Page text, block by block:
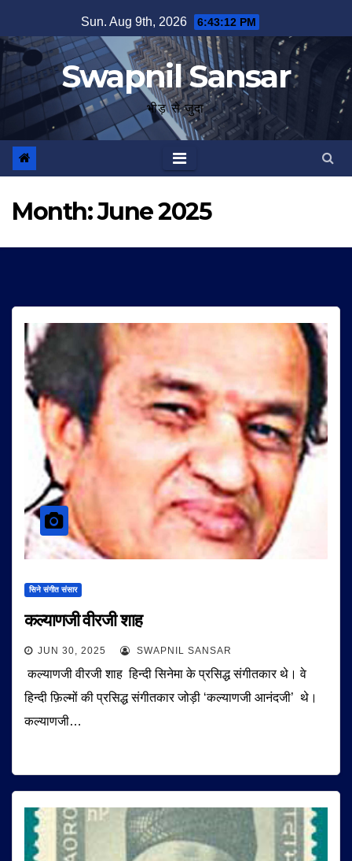
to
content
Sun. Aug 9th, 2026 6:43:13 PM
Swapnil Sansar
भीड़ से जुदा
Month:June 2025
सिने संगीत संसार
कल्याणजी वीरजी शाह
JUN 30, 2025 SWAPNIL SANSAR
कल्याणजी वीरजी शाह हिन्दी सिनेमा के प्रसिद्ध संगीतकार थे। वे
हिन्दी फ़िल्मों की प्रसिद्ध संगीतकार जोड़ी ‘कल्याणजी आनंदजी’ थे।
कल्याणजी…